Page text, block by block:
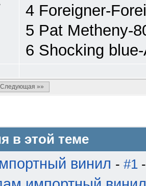
4 Foreigner-
5 Pat Metheny-
6 Shocking
Следующая »»
в этой теме
винил - #1